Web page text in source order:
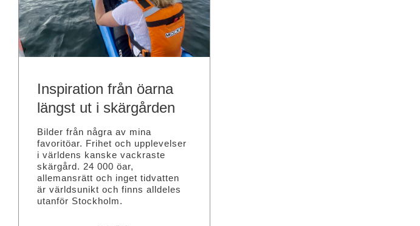
Inspiration från öarna
längst ut i skärgården
Bilder från några av mina
favoritöar. Frihet och upplevelser
i världens kanske vackraste
skärgård. 24 000 öar,
allemansrätt och inget tidvatten
är världsunikt och finns alldeles
utanför Stockholm.